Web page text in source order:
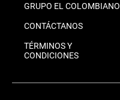
GRUPO EL COLOMBIANO
CONTÁCTANOS
TÉRMINOS Y
CONDICIONES